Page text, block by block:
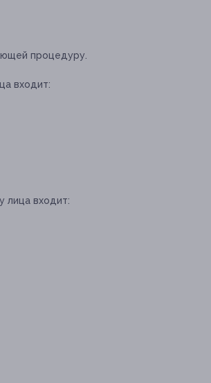
процедуру.
входит:
лица входит: